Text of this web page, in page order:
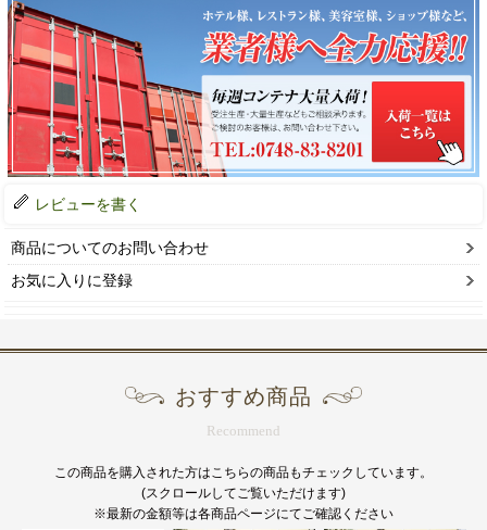
レビューを書く
商品についてのお問い合わせ
お気に入りに登録
おすすめ商品
Recommend
この商品を購入された方はこちらの商品もチェックしています。
(スクロールしてご覧いただけます)
※最新の金額等は各商品ページにてご確認ください